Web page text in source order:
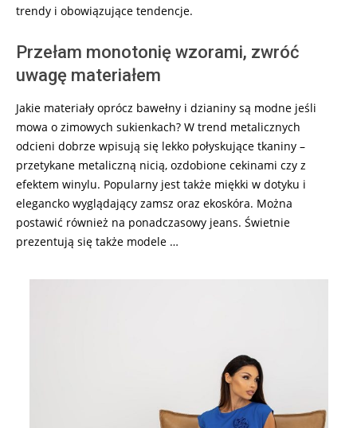
trendy i obowiązujące tendencje.
Przełam monotonię wzorami, zwróć
uwagę materiałem
Jakie materiały oprócz bawełny i dzianiny są modne jeśli
mowa o zimowych sukienkach? W trend metalicznych
odcieni dobrze wpisują się lekko połyskujące tkaniny –
przetykane metaliczną nicią, ozdobione cekinami czy z
efektem winylu. Popularny jest także miękki w dotyku i
elegancko wyglądający zamsz oraz ekoskóra. Można
postawić również na ponadczasowy jeans. Świetnie
prezentują się także modele …